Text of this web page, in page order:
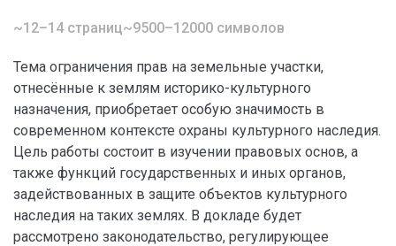
~12–14 страниц~9500–12000 символов
Тема ограничения прав на земельные участки,
отнесённые к землям историко-культурного
назначения, приобретает особую значимость в
современном контексте охраны культурного наследия.
Цель работы состоит в изучении правовых основ, а
также функций государственных и иных органов,
задействованных в защите объектов культурного
наследия на таких землях. В докладе будет
рассмотрено законодательство, регулирующее